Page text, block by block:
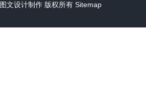
图文设计制作 版权所有 Sitemap